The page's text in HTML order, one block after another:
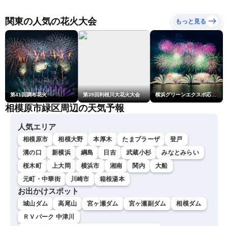
ースLiVEサンシャイン・魚
住茉由／山口剛央〉
関東の人気の花火大会 もっと見る
第41回調布花火 第39回利根川大花火大会 横浜グリーンエクスポ応援 みなとみらいフェスティバル「スカイシンフォニーinヨコハマ presented byコロワイド」
相模原市緑区周辺の天気予報
人気エリア
相模原市 相模大野 本厚木 たまプラーザ
登戸
溝の口
新横浜 綱島 日吉 武蔵小杉
みなとみらい
桜木町
上大岡 横浜市 湘南 関内
大船
元町・中華街
川崎市 箱根湯本
お出かけスポット
城山ダム 高尾山 宮ヶ瀬ダム 宮ヶ瀬副ダム
相模ダム
ＲＶパーク 中津川